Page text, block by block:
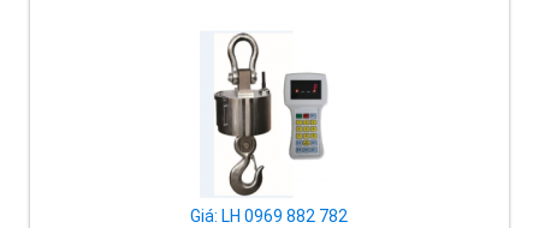
Giá: LH 0969 882 782